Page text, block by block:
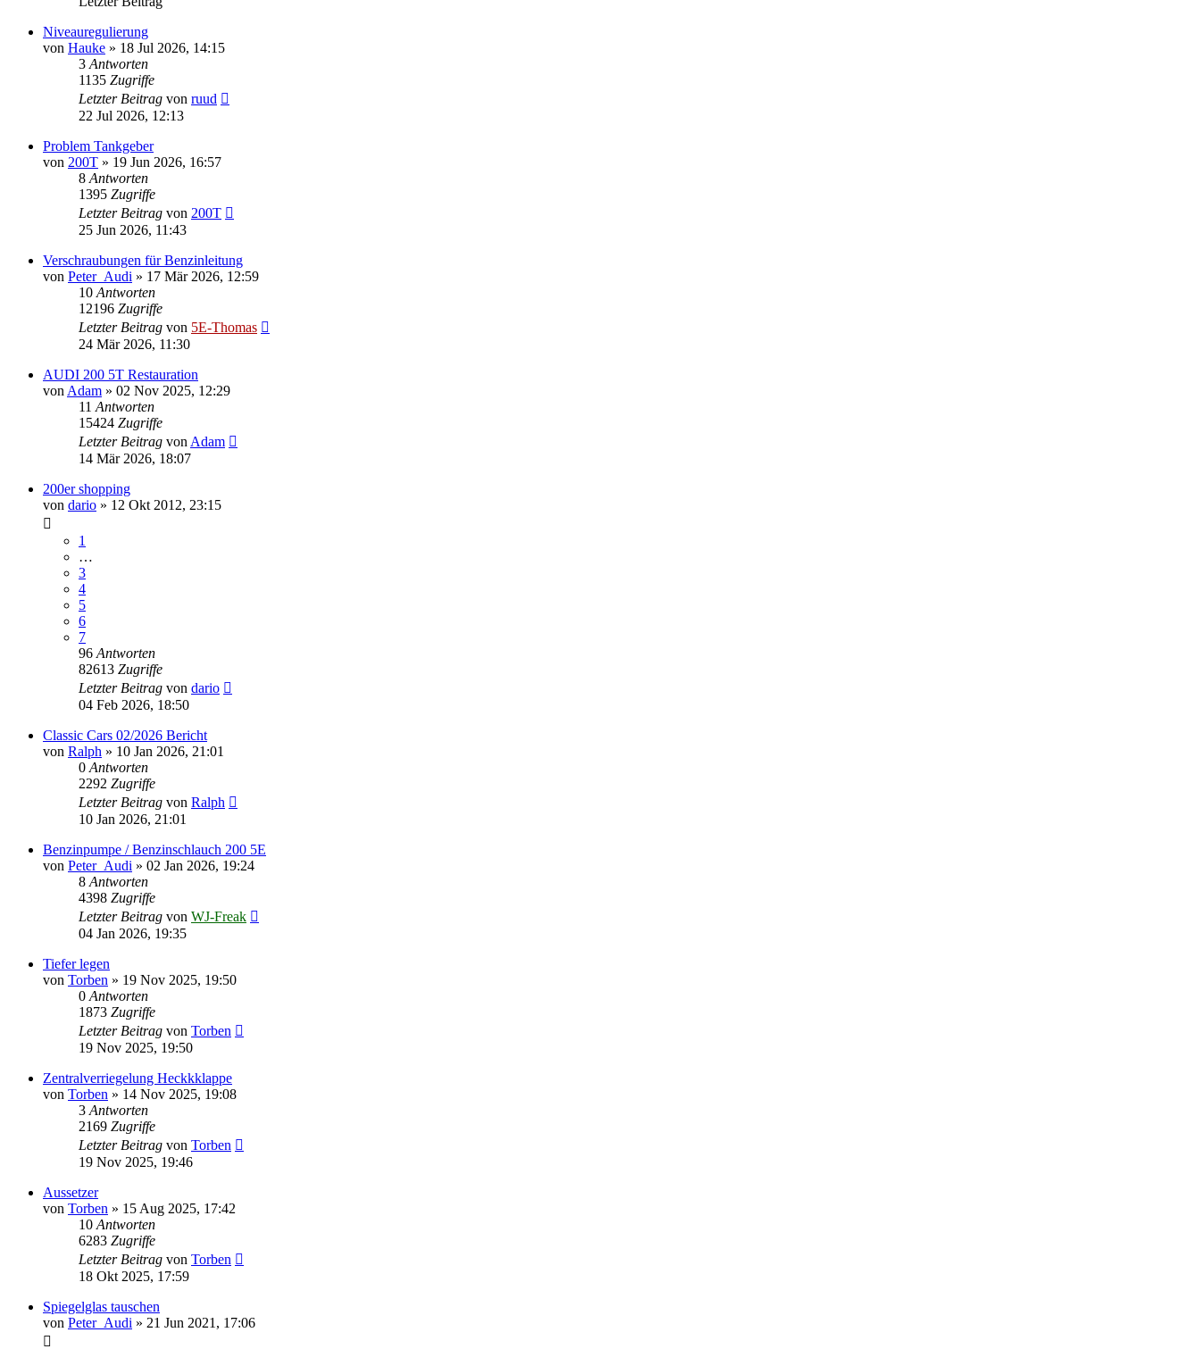
Niveauregulierung
von Hauke » 18 Jul 2026, 14:15
3 Antworten
1135 Zugriffe
Letzter Beitrag von ruud
22 Jul 2026, 12:13
Problem Tankgeber
von 200T » 19 Jun 2026, 16:57
8 Antworten
1395 Zugriffe
Letzter Beitrag von 200T
25 Jun 2026, 11:43
Verschraubungen für Benzinleitung
von Peter_Audi » 17 Mär 2026, 12:59
10 Antworten
12196 Zugriffe
Letzter Beitrag von 5E-Thomas
24 Mär 2026, 11:30
AUDI 200 5T Restauration
von Adam » 02 Nov 2025, 12:29
11 Antworten
15424 Zugriffe
Letzter Beitrag von Adam
14 Mär 2026, 18:07
200er shopping
von dario » 12 Okt 2012, 23:15
1
…
3
4
5
6
7
96 Antworten
82613 Zugriffe
Letzter Beitrag von dario
04 Feb 2026, 18:50
Classic Cars 02/2026 Bericht
von Ralph » 10 Jan 2026, 21:01
0 Antworten
2292 Zugriffe
Letzter Beitrag von Ralph
10 Jan 2026, 21:01
Benzinpumpe / Benzinschlauch 200 5E
von Peter_Audi » 02 Jan 2026, 19:24
8 Antworten
4398 Zugriffe
Letzter Beitrag von WJ-Freak
04 Jan 2026, 19:35
Tiefer legen
von Torben » 19 Nov 2025, 19:50
0 Antworten
1873 Zugriffe
Letzter Beitrag von Torben
19 Nov 2025, 19:50
Zentralverriegelung Heckkklappe
von Torben » 14 Nov 2025, 19:08
3 Antworten
2169 Zugriffe
Letzter Beitrag von Torben
19 Nov 2025, 19:46
Aussetzer
von Torben » 15 Aug 2025, 17:42
10 Antworten
6283 Zugriffe
Letzter Beitrag von Torben
18 Okt 2025, 17:59
Spiegelglas tauschen
von Peter_Audi » 21 Jun 2021, 17:06